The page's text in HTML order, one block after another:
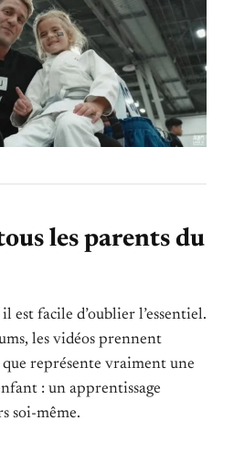
les parents du
est facile d’oublier l’essentiel.
les vidéos prennent
que représente vraiment une
: un apprentissage
soi-même.